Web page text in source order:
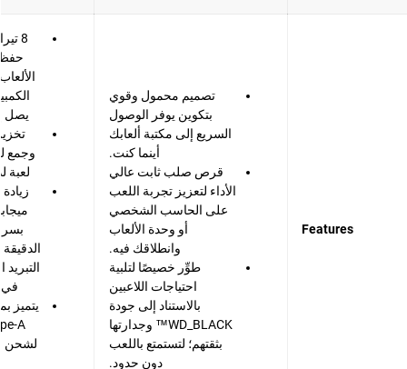
Features
تصميم محمول وقوي
بتكوين يوفر الوصول
السريع إلى مكتبة ألعابك
أينما كنت.
قرص صلب ثابت عالي
الأداء لتعزيز تجربة اللعب
على الحاسب الشخصي
أو وحدة الألعاب
وانطلاقك فيه.
طوِّر خصيصًا لتلبية
احتياجات اللاعبين
بالاستناد إلى جودة
WD_BLACK™ وجدارتها
بثقتهم؛ لتستمتع باللعب
دون حدود.
8
حفظ
يصل إلى
وجمع
لعبة
في
لشحن